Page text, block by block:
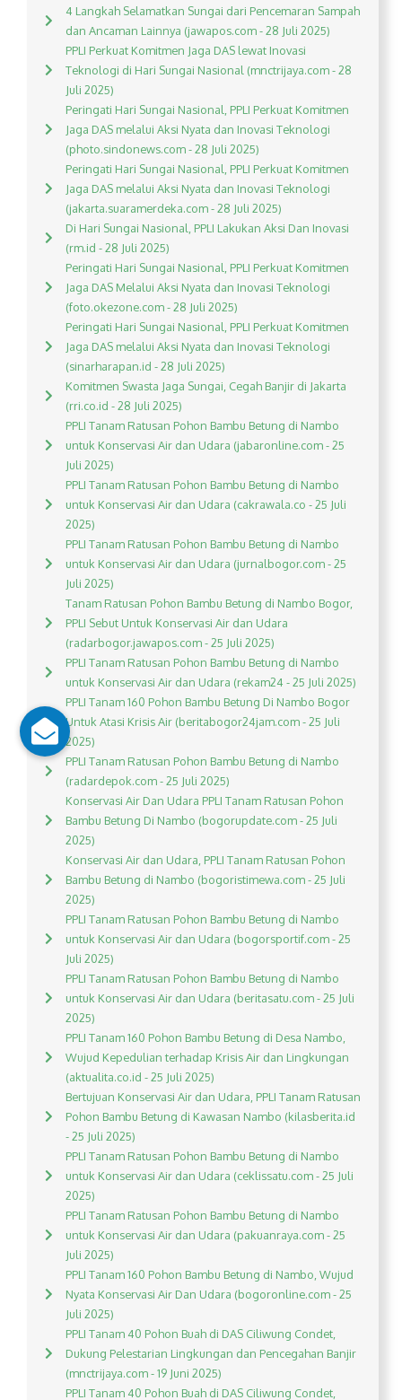
4 Langkah Selamatkan Sungai dari Pencemaran Sampah
dan Ancaman Lainnya (jawapos.com - 28 Juli 2025)
PPLI Perkuat Komitmen Jaga DAS lewat Inovasi
Teknologi di Hari Sungai Nasional (mnctrijaya.com - 28
Juli 2025)
Peringati Hari Sungai Nasional, PPLI Perkuat Komitmen
Jaga DAS melalui Aksi Nyata dan Inovasi Teknologi
(photo.sindonews.com - 28 Juli 2025)
Peringati Hari Sungai Nasional, PPLI Perkuat Komitmen
Jaga DAS melalui Aksi Nyata dan Inovasi Teknologi
(jakarta.suaramerdeka.com - 28 Juli 2025)
Di Hari Sungai Nasional, PPLI Lakukan Aksi Dan Inovasi
(rm.id - 28 Juli 2025)
Peringati Hari Sungai Nasional, PPLI Perkuat Komitmen
Jaga DAS Melalui Aksi Nyata dan Inovasi Teknologi
(foto.okezone.com - 28 Juli 2025)
Peringati Hari Sungai Nasional, PPLI Perkuat Komitmen
Jaga DAS melalui Aksi Nyata dan Inovasi Teknologi
(sinarharapan.id - 28 Juli 2025)
Komitmen Swasta Jaga Sungai, Cegah Banjir di Jakarta
(rri.co.id - 28 Juli 2025)
PPLI Tanam Ratusan Pohon Bambu Betung di Nambo
untuk Konservasi Air dan Udara (jabaronline.com - 25
Juli 2025)
PPLI Tanam Ratusan Pohon Bambu Betung di Nambo
untuk Konservasi Air dan Udara (cakrawala.co - 25 Juli
2025)
PPLI Tanam Ratusan Pohon Bambu Betung di Nambo
untuk Konservasi Air dan Udara (jurnalbogor.com - 25
Juli 2025)
Tanam Ratusan Pohon Bambu Betung di Nambo Bogor,
PPLI Sebut Untuk Konservasi Air dan Udara
(radarbogor.jawapos.com - 25 Juli 2025)
PPLI Tanam Ratusan Pohon Bambu Betung di Nambo
untuk Konservasi Air dan Udara (rekam24 - 25 Juli 2025)
PPLI Tanam 160 Pohon Bambu Betung Di Nambo Bogor
Untuk Atasi Krisis Air (beritabogor24jam.com - 25 Juli
2025)
PPLI Tanam Ratusan Pohon Bambu Betung di Nambo
(radardepok.com - 25 Juli 2025)
Konservasi Air Dan Udara PPLI Tanam Ratusan Pohon
Bambu Betung Di Nambo (bogorupdate.com - 25 Juli
2025)
Konservasi Air dan Udara, PPLI Tanam Ratusan Pohon
Bambu Betung di Nambo (bogoristimewa.com - 25 Juli
2025)
PPLI Tanam Ratusan Pohon Bambu Betung di Nambo
untuk Konservasi Air dan Udara (bogorsportif.com - 25
Juli 2025)
PPLI Tanam Ratusan Pohon Bambu Betung di Nambo
untuk Konservasi Air dan Udara (beritasatu.com - 25 Juli
2025)
PPLI Tanam 160 Pohon Bambu Betung di Desa Nambo,
Wujud Kepedulian terhadap Krisis Air dan Lingkungan
(aktualita.co.id - 25 Juli 2025)
Bertujuan Konservasi Air dan Udara, PPLI Tanam Ratusan
Pohon Bambu Betung di Kawasan Nambo (kilasberita.id
- 25 Juli 2025)
PPLI Tanam Ratusan Pohon Bambu Betung di Nambo
untuk Konservasi Air dan Udara (ceklissatu.com - 25 Juli
2025)
PPLI Tanam Ratusan Pohon Bambu Betung di Nambo
untuk Konservasi Air dan Udara (pakuanraya.com - 25
Juli 2025)
PPLI Tanam 160 Pohon Bambu Betung di Nambo, Wujud
Nyata Konservasi Air Dan Udara (bogoronline.com - 25
Juli 2025)
PPLI Tanam 40 Pohon Buah di DAS Ciliwung Condet,
Dukung Pelestarian Lingkungan dan Pencegahan Banjir
(mnctrijaya.com - 19 Juni 2025)
PPLI Tanam 40 Pohon Buah di DAS Ciliwung Condet,